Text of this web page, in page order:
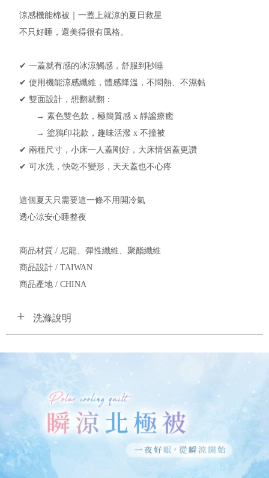
涼感機能棉被｜一蓋上就涼的夏日救星
不只好睡，還美得很有風格。
✔ 一蓋就有感的冰涼觸感，舒服到秒睡
✔ 使用機能涼感纖維，體感降溫，不悶熱、不濕黏
✔ 雙面設計，想翻就翻：
→ 素色雙色款，極簡質感 x 靜謐療癒
→ 塗鴉印花款，趣味活潑 x 不撞被
✔ 兩種尺寸，小床一人蓋剛好，大床情侶蓋更讚
✔ 可水洗，快乾不變形，天天蓋也不心疼
這個夏天只需要這一條不用開冷氣
透心涼安心睡整夜
商品材質 / 尼龍、彈性纖維、聚酯纖維
商品設計 / TAIWAN
商品產地 / CHINA
洗滌說明